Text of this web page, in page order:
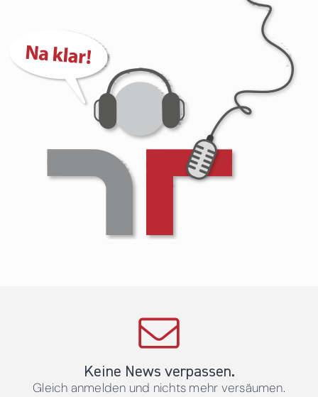
Keine News verpassen.
Gleich anmelden und nichts mehr versäumen.